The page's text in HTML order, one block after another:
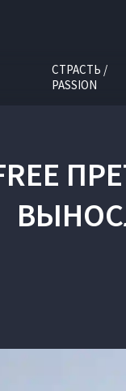
СТРАСТЬ /
PASSION